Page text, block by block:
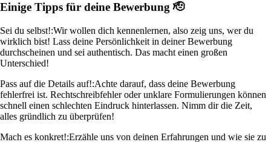
Einige Tipps für deine Bewerbung 🫡
Sei du selbst!:Wir wollen dich kennenlernen, also zeig uns, wer du
wirklich bist! Lass deine Persönlichkeit in deiner Bewerbung
durchscheinen und sei authentisch. Das macht einen großen
Unterschied!
Pass auf die Details auf!:Achte darauf, dass deine Bewerbung
fehlerfrei ist. Rechtschreibfehler oder unklare Formulierungen können
schnell einen schlechten Eindruck hinterlassen. Nimm dir die Zeit,
alles gründlich zu überprüfen!
Mach es konkret!:Erzähle uns von deinen Erfahrungen und wie sie zu